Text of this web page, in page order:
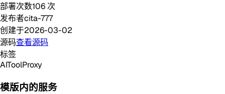
部署次数106 次
发布者cita-777
创建于2026-03-02
源码查看源码
标签
AIToolProxy
模版内的服务